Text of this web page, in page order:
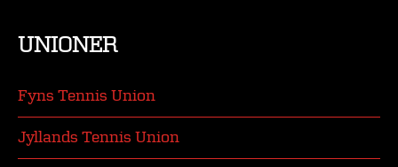
UNIONER
Fyns Tennis Union
Jyllands Tennis Union